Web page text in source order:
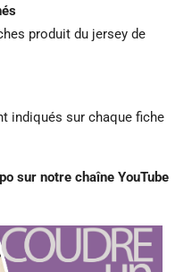
produit du jersey de
indiqués sur chaque fiche
sur notre chaîne YouTube